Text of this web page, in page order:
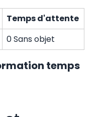
Temps d'attente
0 Sans objet
temps